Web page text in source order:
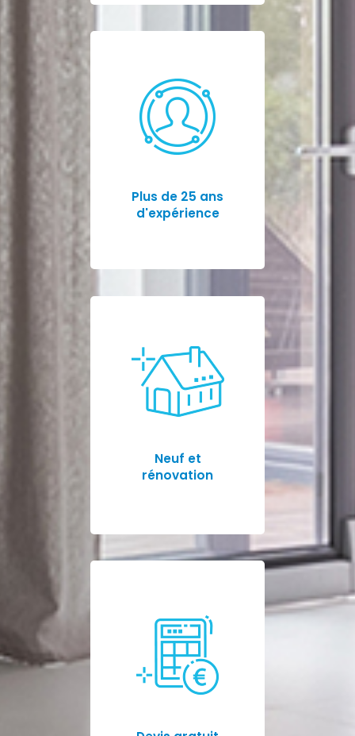
Plus de 25 ans
d'expérience
Neuf et
rénovation